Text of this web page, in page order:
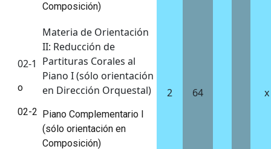
Composición)
02-1
o
02-2
Materia de Orientación
II: Reducción de
Partituras Corales al
Piano I (sólo orientación
en Dirección Orquestal)
Piano Complementario I
(sólo orientación en
Composición)
2 64 x